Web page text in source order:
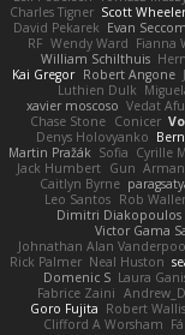
Charles Tigner Scott
David Pekarek Evan
RF Wendy Ward Fianna
William Schilthuis
Kai Gregor Robert Angone
Luthien Dulk
xavier moscoso Vedat
Chase Stone Conicer
Denys Holovyanko
Martin Pražák Sofia Cyrille
Jack Humbert Gun
Caitlyn Byrne
Leo Santos Rob Waller
Dimitri Diakopoulos
Victor Gama
Johnathan Alan
Rick Palmer Neal Huston
Domenic S Laura
Fabrice Zaini Andrew_D
Goro Fujita Robert Wallis
Clifford A Worsham